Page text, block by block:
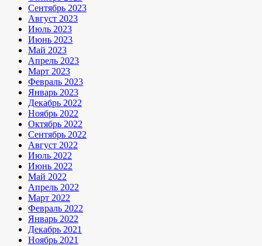
Сентябрь 2023
Август 2023
Июль 2023
Июнь 2023
Май 2023
Апрель 2023
Март 2023
Февраль 2023
Январь 2023
Декабрь 2022
Ноябрь 2022
Октябрь 2022
Сентябрь 2022
Август 2022
Июль 2022
Июнь 2022
Май 2022
Апрель 2022
Март 2022
Февраль 2022
Январь 2022
Декабрь 2021
Ноябрь 2021